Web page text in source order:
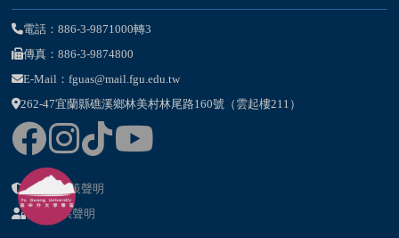
電話：886-3-9871000轉3
傳真：886-3-9874800
E-Mail：fguas@mail.fgu.edu.tw
262-47宜蘭縣礁溪鄉林美村林尾路160號（雲起樓211）
隱私權政策聲明
個資提供聲明